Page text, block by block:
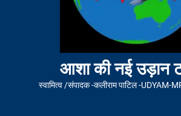
आशा की नई उड़ान
स्वामित्व /संपादक -कलीराम पाटिल -